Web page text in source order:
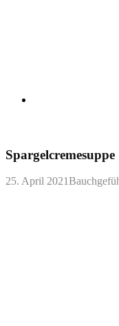
Spargelcremesuppe
25. April 2021